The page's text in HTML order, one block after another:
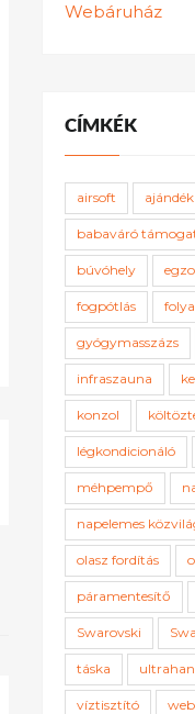
Webáruház
CÍMKÉK
airsoft ajándék
babaváró
búvóhely
fogpótlás
gyógymasszázs
infraszauna
konzol
légkondicionáló
méhpempő
napelemes
olasz fordítás
páramentesítő
Swarovski
táska
víztisztító